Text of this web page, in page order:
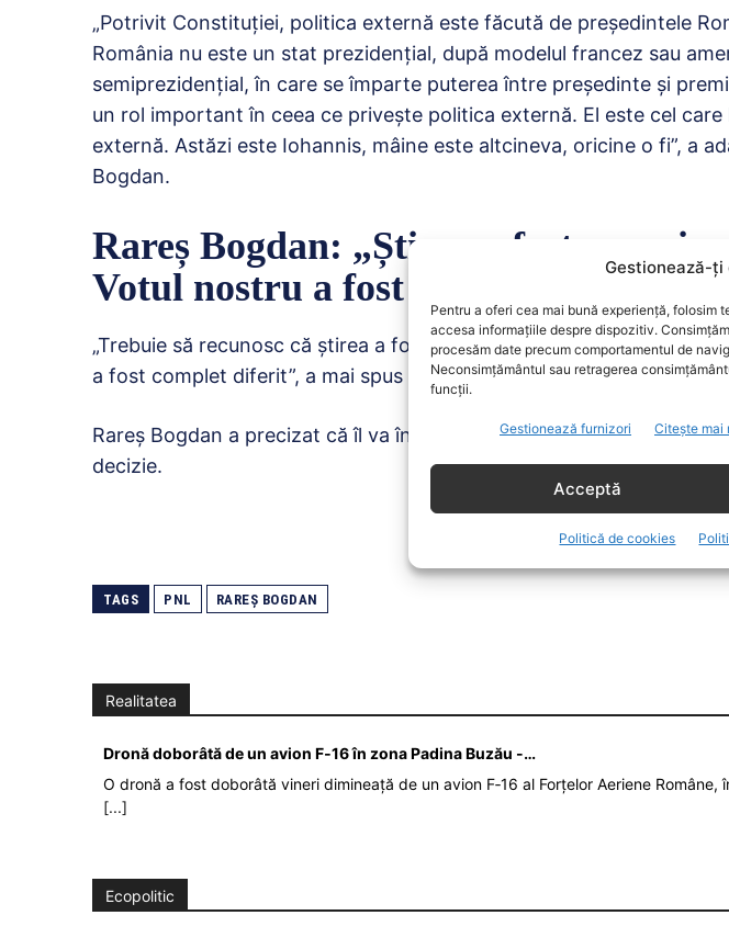
Gestionează-
Pentru a oferi cea mai bună experiență,
accesa informațiile despre dispozitiv.
procesăm date precum comportamentul de
Neconsimțământul sau retragerea
funcții.
Gestionează furnizori Citește mai
Acceptă
Politică de cookies
„Potrivit Constituției, politica externă este făcută de președintele
România nu este un stat prezidențial, după modelul francez sau
semiprezidenţial, în care se împarte puterea între președinte și
un rol important în ceea ce privește politica externă. El este cel
externă. Astăzi este Iohannis, mâine este altcineva, oricine o fi”, a
Bogdan.
Rareș Bogdan: „Știrea a fost
Votul nostru a fost complet diferit”
„Trebuie să recunosc că știrea a fost surprinzătoare pentru mine,
a fost complet diferit”, a mai spus el.
Rareș Bogdan a precizat că îl va întreba pe președintele Iohannis de
decizie.
TAGS PNL RAREȘ BOGDAN
Realitatea
Dronă doborâtă de un avion F‑16 în zona Padina Buzău -…
O dronă a fost doborâtă vineri dimineață de un avion F‑16 al Forțelor Aeriene Române,
[...]
Ecopolitic